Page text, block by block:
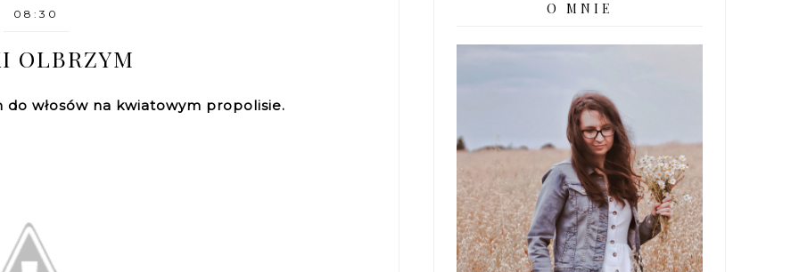
08:30
OLBRZYM
do włosów na kwiatowym propolisie.
O MNIE